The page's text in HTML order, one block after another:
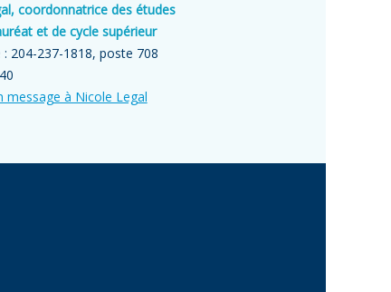
coordonnatrice des études
et de cycle supérieur
: 204-237-1818, poste 708
message à Nicole Legal